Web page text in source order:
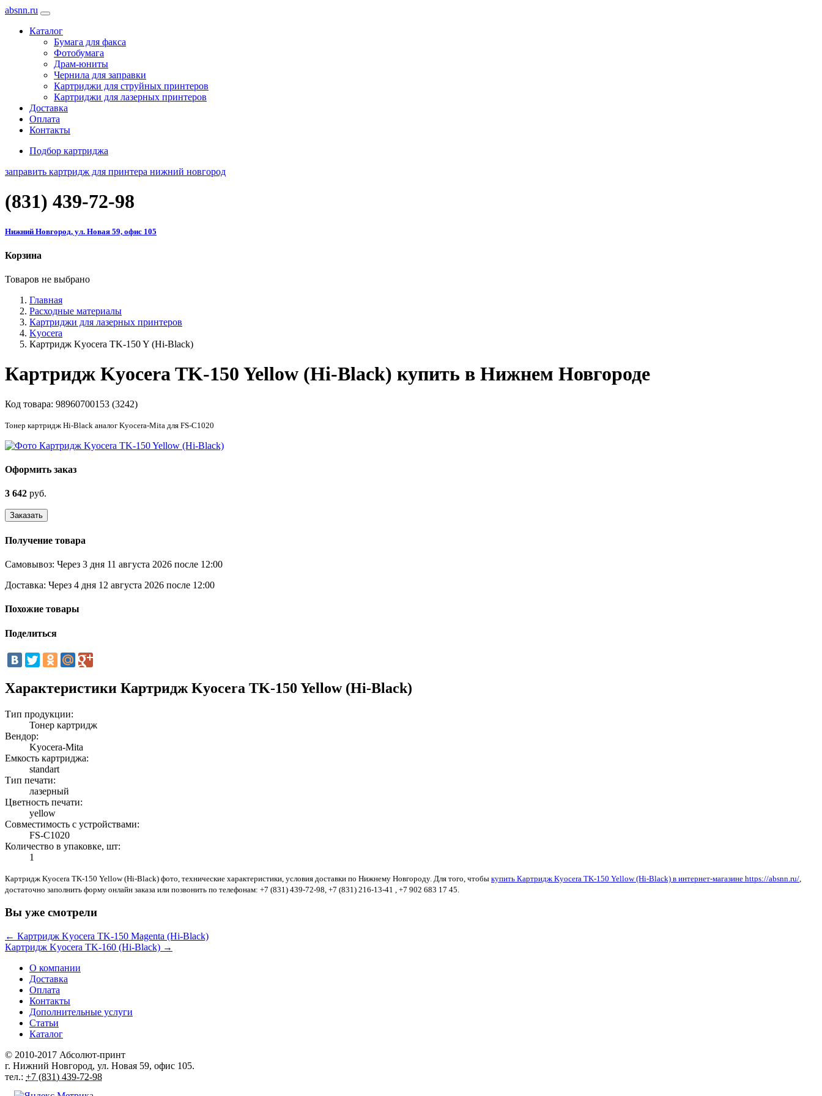
absnn.ru
Каталог
Бумага для факса
Фотобумага
Драм-юниты
Чернила для заправки
Картриджи для струйных принтеров
Картриджи для лазерных принтеров
Доставка
Оплата
Контакты
Подбор картриджа
заправить картридж для принтера нижний новгород
(831) 439-72-98
Нижний Новгород, ул. Новая 59, офис 105
Корзина
Товаров не выбрано
Главная
Расходные материалы
Картриджи для лазерных принтеров
Kyocera
Картридж Kyocera TK-150 Y (Hi-Black)
Картридж Kyocera TK-150 Yellow (Hi-Black) купить в Нижнем Новгороде
Код товара: 98960700153 (3242)
Тонер картридж Hi-Black аналог Kyocera-Mita для FS-C1020
Оформить заказ
3 642 руб.
Заказать
Получение товара
Самовывоз: Через 3 дня 11 августа 2026 после 12:00
Доставка: Через 4 дня 12 августа 2026 после 12:00
Похожие товары
Поделиться
Характеристики Картридж Kyocera TK-150 Yellow (Hi-Black)
Тип продукции:
Тонер картридж
Вендор:
Kyocera-Mita
Емкость картриджа:
standart
Тип печати:
лазерный
Цветность печати:
yellow
Совместимость с устройствами:
FS-C1020
Количество в упаковке, шт:
1
Картридж Kyocera TK-150 Yellow (Hi-Black) фото, технические характеристики, условия доставки по Нижнему Новгороду. Для того, чтобы купить Картридж Kyocera TK-150 Yellow (Hi-Black) в интернет-магазине https://absnn.ru/
достаточно заполнить форму онлайн заказа или позвонить по телефонам: +7 (831) 439-72-98, +7 (831) 216-13-41 , +7 902 683 17 45.
Вы уже смотрели
← Картридж Kyocera TK-150 Magenta (Hi-Black)
Картридж Kyocera TK-160 (Hi-Black) →
О компании
Доставка
Оплата
Контакты
Дополнительные услуги
Статьи
Каталог
© 2010-2017 Абсолют-принт
г. Нижний Новгород, ул. Новая 59, офис 105.
тел.: +7 (831) 439-72-98